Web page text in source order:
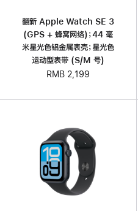
翻新 Apple Watch SE 3
(GPS + 蜂窝网络)；44 毫
米星光色铝金属表壳；星光色
运动型表带 (S/M 号)
RMB 2,199